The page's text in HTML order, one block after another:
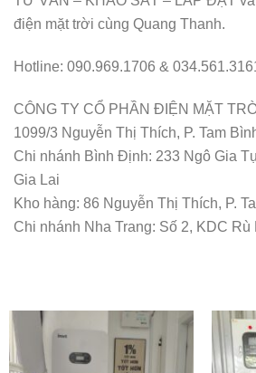
điện mặt trời cùng Quang Thanh.
Hotline: 090.969.1706 &
CÔNG TY CỔ PHẦN ĐIỆN MẶT
1099/3 Nguyễn Thị Thích, P. Tam
Chi nhánh Bình Định: 233 Ngô Gia
Gia Lai
Kho hàng: 86 Nguyễn Thị Thích, P.
Chi nhánh Nha Trang: Số 2, KDC Rù